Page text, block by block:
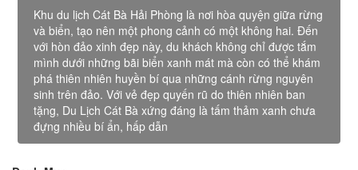
Khu du lịch Cát Bà Hải Phòng là nơi hòa quyện giữa rừng
và biển, tạo nên một phong cảnh có một không hai. Đến
với hòn đảo xinh đẹp này, du khách không chỉ được tắm
mình dưới những bãi biển xanh mát mà còn có thể khám
phá thiên nhiên huyền bí qua những cánh rừng nguyên
sinh trên đảo. Với vẻ đẹp quyến rũ do thiên nhiên ban
tặng, Du Lịch Cát Bà xứng đáng là tấm thảm xanh chưa
đựng nhiều bí ẩn, hấp dẫn